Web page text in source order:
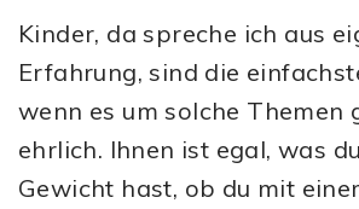
Kinder, da spreche ich aus
Erfahrung, sind die
wenn es um solche Themen
ehrlich. Ihnen ist egal, was
Gewicht hast, ob du mit